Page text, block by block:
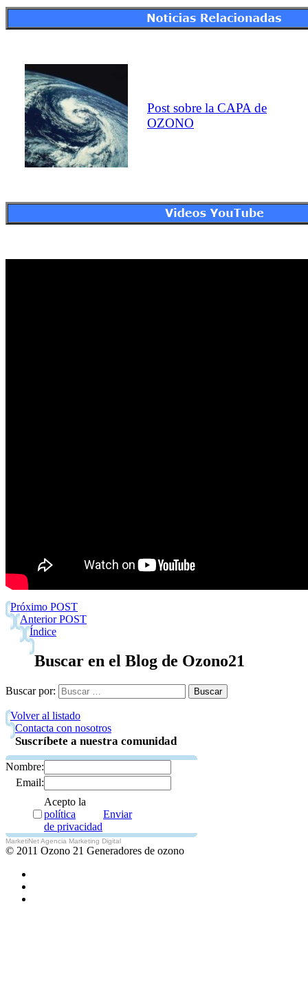
Post sobre la CAPA de
OZONO
Próximo POST
Anterior POST
Índice
Buscar en el Blog de Ozono21
Buscar por:
Volver al listado
Contacta con nosotros
Suscríbete a nuestra comunidad
Nombre:
Email:
Acepto la
política
de privacidad
Enviar
MarketiNet Agencia Marketing Digital
© 2011 Ozono 21 Generadores de ozono